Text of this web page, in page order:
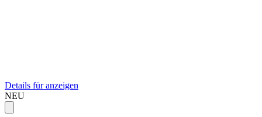
Details für anzeigen
NEU